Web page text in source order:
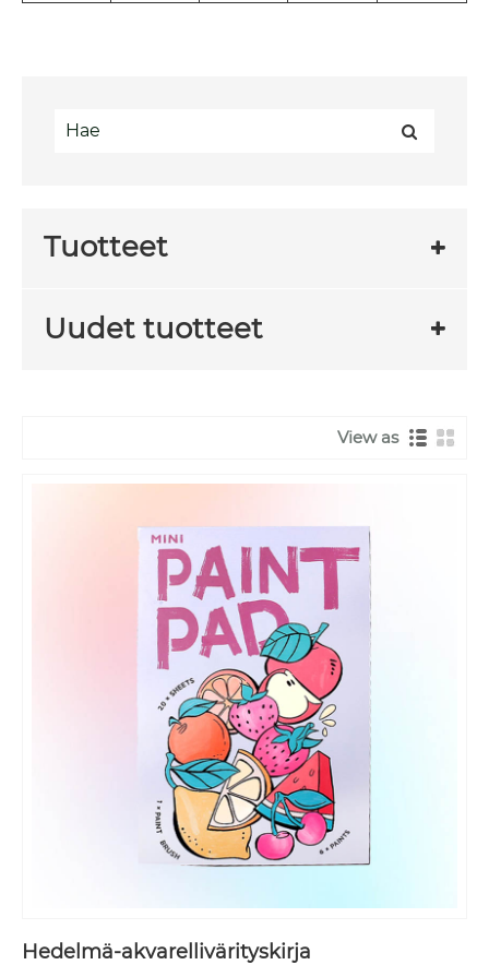
Tuotteet
Uudet tuotteet
View as
Hedelmä-akvarellivärityskirja